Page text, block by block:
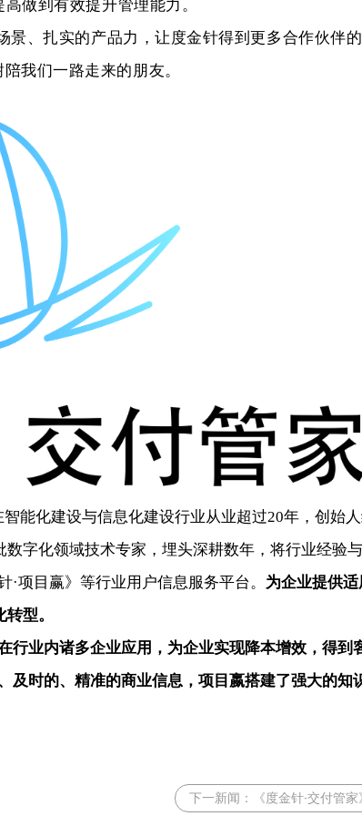
做到有效提升管理能力。
景、扎实的产品力，让 度金针得到更多合作伙伴
我们一路走来的朋友。
能化建设与信息化建设行业从业超过20年，创始
字化领域技术专家，埋头深耕数年，将行业经验
·项目赢》等行业用户信息服务平台。 为企业提供
转型。
行业内诸多企业应用，为企业实现降本增效 ，得到
及时的、精准的商业信息，项目嬴搭建了强大的知
下一新闻： 《度金针·交付管